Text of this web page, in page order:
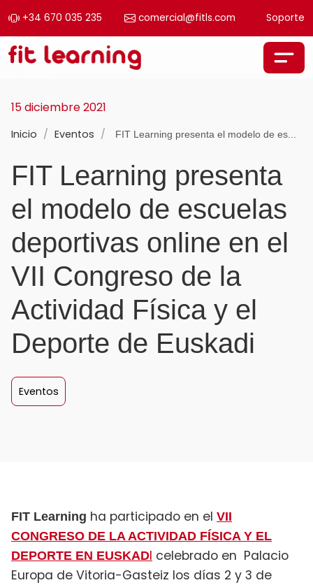
+34 670 035 235 comercial@fitls.com Soporte
Saltar al contenido
Navegación principal
15 diciembre 2021
Inicio / Eventos / FIT Learning presenta el modelo de es...
FIT Learning presenta
el modelo de escuelas
deportivas online en el
VII Congreso de la
Actividad Física y el
Deporte de Euskadi
Eventos
FIT Learning ha participado en el VII
CONGRESO DE LA ACTIVIDAD FÍSICA Y EL
DEPORTE EN EUSKADI celebrado en Palacio
Europa de Vitoria-Gasteiz los días 2 y 3 de